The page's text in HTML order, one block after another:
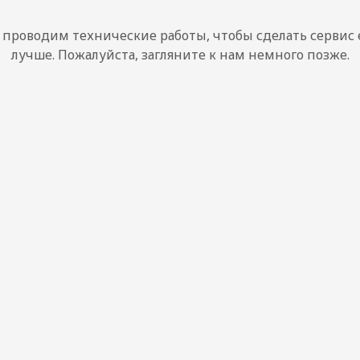
технические работы, чтобы сделать сервис
лучше. Пожалуйста, загляните к нам немного позже.